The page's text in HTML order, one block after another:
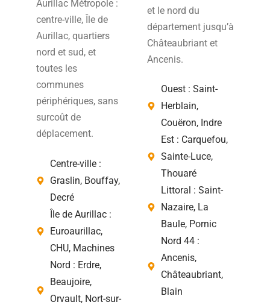
Aurillac Métropole :
centre-ville, Île de
Aurillac, quartiers
nord et sud, et
toutes les
communes
périphériques, sans
surcoût de
déplacement.
Centre-ville :
Graslin, Bouffay,
Decré
Île de Aurillac :
Euroaurillac,
CHU, Machines
Nord : Erdre,
Beaujoire,
Orvault, Nort-sur-
et le nord du
département jusqu’à
Châteaubriant et
Ancenis.
Ouest : Saint-
Herblain,
Couëron, Indre
Est : Carquefou,
Sainte-Luce,
Thouaré
Littoral : Saint-
Nazaire, La
Baule, Pornic
Nord 44 :
Ancenis,
Châteaubriant,
Blain